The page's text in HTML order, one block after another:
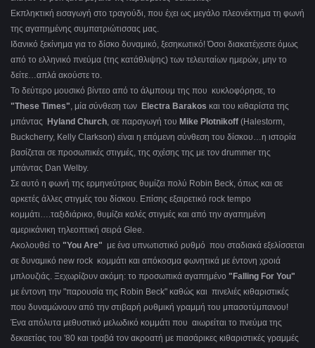
Εκπληκτική εισαγωγή στο τραγούδι, που έχει ως μεγάλο πλεονέκτημα τη φωνή
της αγαπημένης συμπατριώτισσας μας.
Ιδανικό ξεκίνημα για το δίσκο δυναμικό, ξεσηκωτικό! Όσοι διακατέχεστε όμως
από το ελληνικό πνεύμα (της κατάθλιψης) των τελευταίων ημερών, μην το
δείτε…απλά ακούστε το.
Το δεύτερο μουσικό βίντεο από το άλμπουμ της που κυκλοφόρησε, το
"These Times", μία σύνθεση των Electra Barakos και του κιθαρίστα της
μπάντας
Hyland Church, σε παραγωγή του Mike Plotnikoff (Halestorm,
Buckcherry, Kelly Clarkson) είναι η επόμενη σύνθεση του δίσκου…η ιστορία
βασίζεται σε προσωπικές στιγμές, της σχέσης της με τον drummer της
μπάντας Dan Welby.
Σε αυτό η φωνή της ερμηνεύτριας θυμίζει πολύ Robin Beck, όπως και σε
αρκετές άλλες στιγμές του δίσκου. Επίσης εξαιρετικό rock tempo
κομμάτι….ταξιδιάρικο, θυμίζει καλές στιγμές και από την αγαπημένη
αμερικάνικη τηλεοπτική σειρά Glee.
Ακολουθεί το "You Are" με ένα υπνωτιστικό ρυθμό που σταδιακά εξελίσσεται
σε δυναμικό new rock κομμάτι και απόκοσμα φωνητικά με έντονη χροιά
μπλουζιάς. Ξεχωρίζουν ακόμη: το προσωπικά αγαπημένο "Falling For You"
με έντονη την "παρουσία της Robin Beck" καθώς και πινελιές κιθαριστικές
που δυναμώνουν από την στιβαρή ρυθμική γραμμή του μπασοτύμπανου!
Ένα απόλυτα μεθυστικό μελωδικό κομμάτι που αιωρείται το πνεύμα της
δεκαετίας του '80 και τραβά τον ακροατή με πιασάρικες κιθαριστικές γραμμές